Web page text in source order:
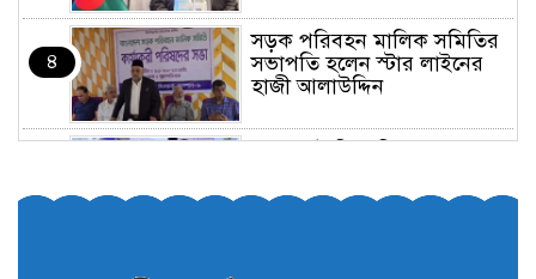
৪
সড়ক পরিবহন মালিক সমিতির
সভাপতি হলেন স্টার লাইনের
হাজী আলাউদ্দিন